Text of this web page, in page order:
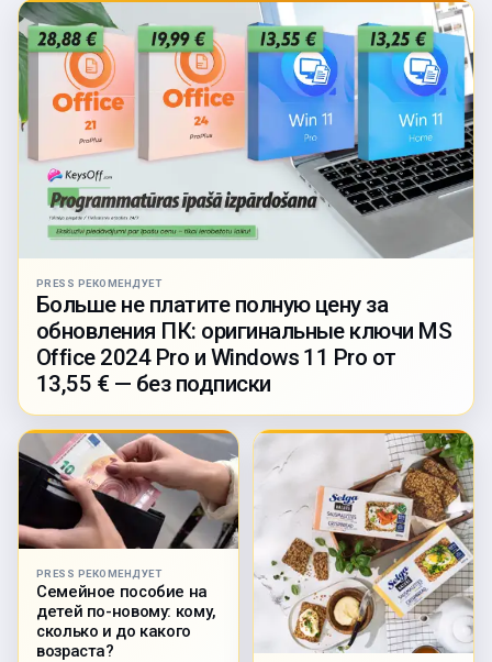
PRESS РЕКОМЕНДУЕТ
Больше не платите полную цену за
обновления ПК: оригинальные ключи MS
Office 2024 Pro и Windows 11 Pro от
13,55 € — без подписки
PRESS РЕКОМЕНДУЕТ
Семейное пособие на
детей по-новому: кому,
сколько и до какого
возраста?